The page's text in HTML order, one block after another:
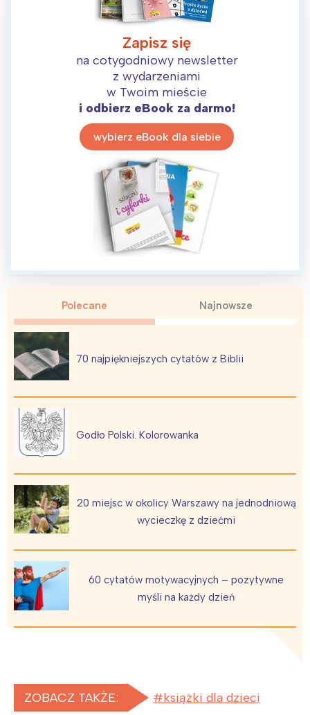
Zapisz się
na cotygodniowy newsletter
z wydarzeniami
w Twoim mieście
i odbierz eBook za darmo!
wybierz eBook dla siebie
Polecane Najnowsze
70 najpiękniejszych cytatów z Biblii
Godło Polski. Kolorowanka
20 miejsc w okolicy Warszawy na jednodniową
wycieczkę z dziećmi
60 cytatów motywacyjnych – pozytywne
myśli na każdy dzień
ZOBACZ TAKŻE:
książki dla dzieci